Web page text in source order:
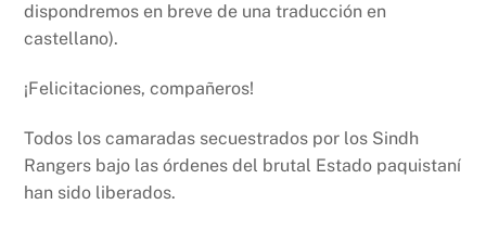
dispondremos en breve de una traducción en
castellano).
¡Felicitaciones, compañeros!
Todos los camaradas secuestrados por los Sindh
Rangers bajo las órdenes del brutal Estado paquistaní
han sido liberados.